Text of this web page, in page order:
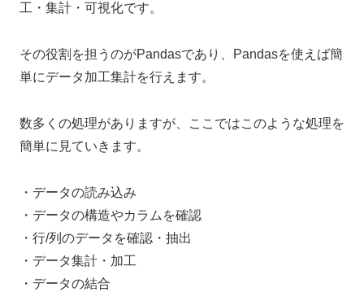
工・集計・可視化です。
その役割を担うのがPandasであり、Pandasを使えば簡
単にデータ加工集計を行えます。
数多くの処理がありますが、ここではこのような処理を
簡単に見ていきます。
・データの読み込み
・データの構造やカラムを確認
・行/列のデータを確認・抽出
・データ集計・加工
・データの結合